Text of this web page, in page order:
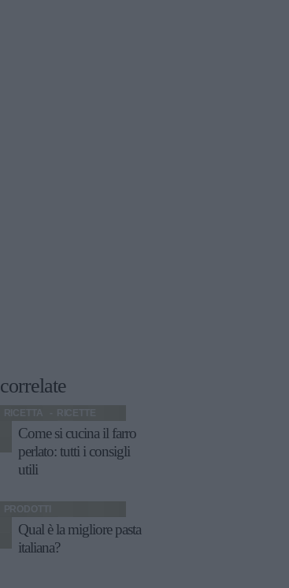
correlate
RICETTA
Come si cucina il farro
perlato: tutti i consigli
utili
PRODOTTI
Qual è la migliore pasta
italiana?